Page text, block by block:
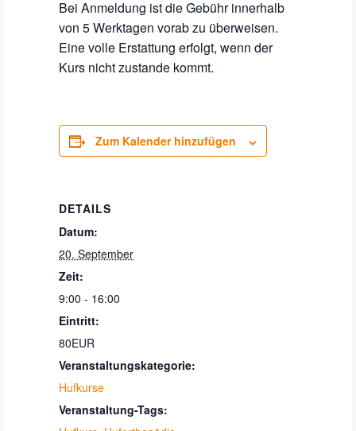
Bei Anmeldung ist die Gebühr innerhalb
von 5 Werktagen vorab zu überweisen.
Eine volle Erstattung erfolgt, wenn der
Kurs nicht zustande kommt.
Zum Kalender hinzufügen
DETAILS
Datum:
20. September
Zeit:
9:00 - 16:00
Eintritt:
80EUR
Veranstaltungskategorie:
Hufkurse
Veranstaltung-Tags: